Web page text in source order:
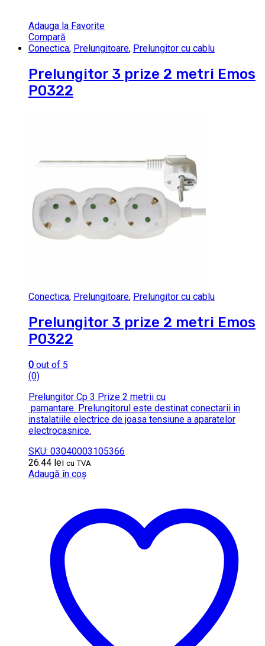
Adauga la Favorite
Compară
Conectica, Prelungitoare, Prelungitor cu cablu
Prelungitor 3 prize 2 metri Emos
P0322
Conectica, Prelungitoare, Prelungitor cu cablu
Prelungitor 3 prize 2 metri Emos
P0322
0 out of 5
(0)
Prelungitor Cp 3 Prize 2 metrii cu
pamantare. Prelungitorul este destinat conectarii in
instalatiile electrice de joasa tensiune a aparatelor
electrocasnice.
SKU: 03040003105366
26.44 lei cu TVA
Adaugă în coș